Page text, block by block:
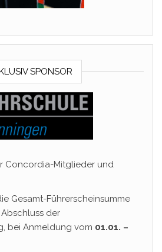
SPONSOR
Concordia-Mitglieder und
Gesamt-Führerscheinsumme
der
bei Anmeldung vom 01.01. –